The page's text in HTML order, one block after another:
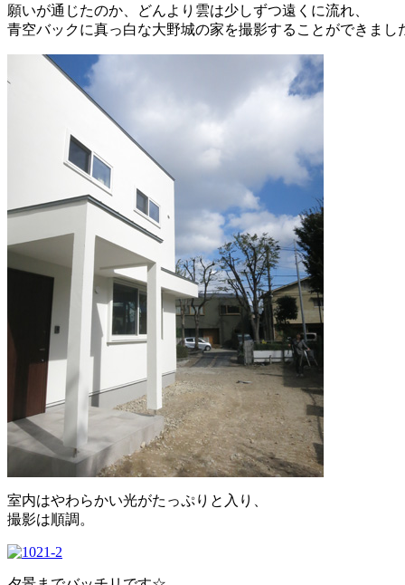
願いが通じたのか、どんより雲は少しずつ遠くに流れ、
青空バックに真っ白な大野城の家を撮影することができまし
室内はやわらかい光がたっぷりと入り、
撮影は順調。